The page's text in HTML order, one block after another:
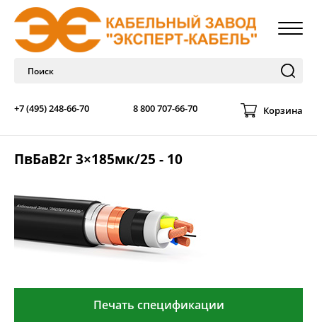
+7 (495) 248-66-70 8 800 707-66-70 Корзина
ПвБаВ2г 3×185мк/25 - 10
Печать спецификации